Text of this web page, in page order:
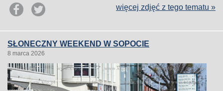
więcej zdjęć z tego tematu »
SŁONECZNY WEEKEND W SOPOCIE
8 marca 2026